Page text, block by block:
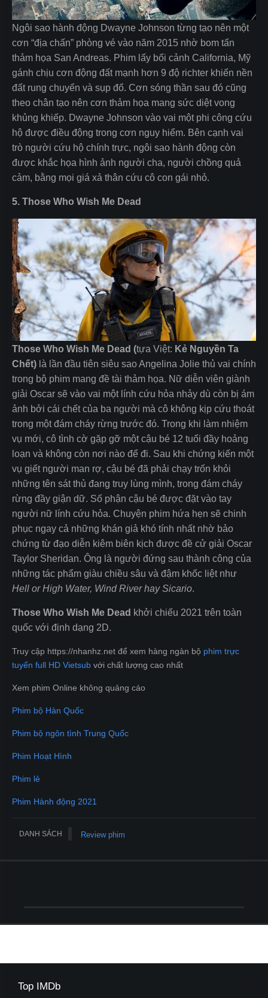
Ngôi sao hành động Dwayne Johnson từng tạo nên một
cơn “địa chấn” phòng vé vào năm 2015 nhờ bom tấn
thảm họa San Andreas. Phim lấy bối cảnh California, Mỹ
gánh chịu cơn động đất mạnh hơn 9 độ richter khiến nền
đất rung chuyển và sụp đổ. Cơn sóng thần sau đó cũng
theo chân tạo nên cơn thảm họa mang sức diệt vong
khủng khiếp. Dwayne Johnson vào vai một phi công cứu
hộ được điều động trong cơn nguy hiểm. Bên cạnh vai
trò người cứu hộ chính trực, ngôi sao hành động còn
được khắc họa hình ảnh người cha, người chồng quả
cảm, bằng mọi giá xả thân cứu cô con gái nhỏ.
5. Those Who Wish Me Dead
Those Who Wish Me Dead (tựa Việt: Kẻ Nguyền Ta
Chết) là lần đầu tiên siêu sao Angelina Jolie thủ vai chính
trong bộ phim mang đề tài thảm họa. Nữ diễn viên giành
giải Oscar sẽ vào vai một lính cứu hỏa nhảy dù còn bị ám
ảnh bởi cái chết của ba người mà cô không kịp cứu thoát
trong một đám cháy rừng trước đó. Trong khi làm nhiệm
vụ mới, cô tình cờ gặp gỡ một cậu bé 12 tuổi đầy hoảng
loạn và không còn nơi nào để đi. Sau khi chứng kiến một
vụ giết người man rợ, cậu bé đã phải chạy trốn khỏi
những tên sát thủ đang truy lùng mình, trong đám cháy
rừng đầy giận dữ. Số phận cậu bé được đặt vào tay
người nữ lính cứu hỏa. Chuyện phim hứa hẹn sẽ chinh
phục ngay cả những khán giả khó tính nhất nhờ bảo
chứng từ đạo diễn kiêm biên kịch được đề cử giải Oscar
Taylor Sheridan. Ông là người đứng sau thành công của
những tác phẩm giàu chiều sâu và đậm khốc liệt như
Hell or High Water, Wind River hay Sicario.
Those Who Wish Me Dead khởi chiếu 2021 trên toàn
quốc với định dạng 2D.
Truy cập https://nhanhz.net để xem hàng ngàn bộ phim trực
tuyến full HD Vietsub với chất lượng cao nhất
Xem phim Online không quảng cáo
Phim bộ Hàn Quốc
Phim bộ ngôn tình Trung Quốc
Phim Hoạt Hình
Phim lẻ
Phim Hành động 2021
DANH SÁCH Review phim
Top IMDb